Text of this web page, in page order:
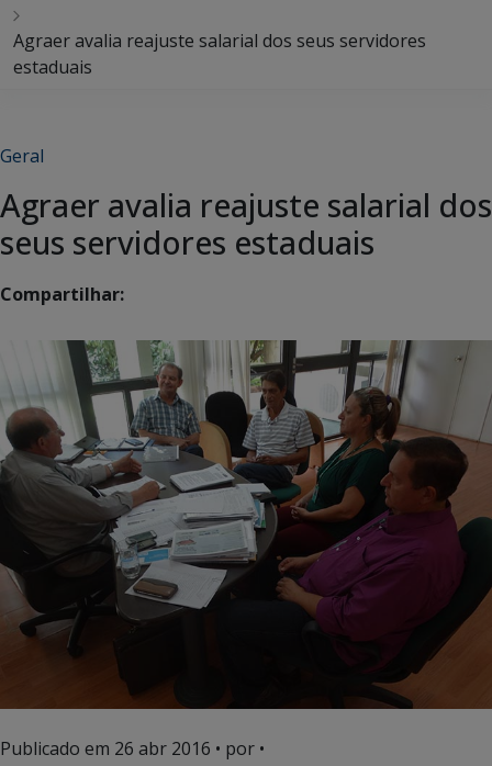
Agraer avalia reajuste salarial dos seus servidores
estaduais
Geral
Agraer avalia reajuste salarial dos
seus servidores estaduais
Compartilhar:
Publicado em 26 abr 2016 • por •